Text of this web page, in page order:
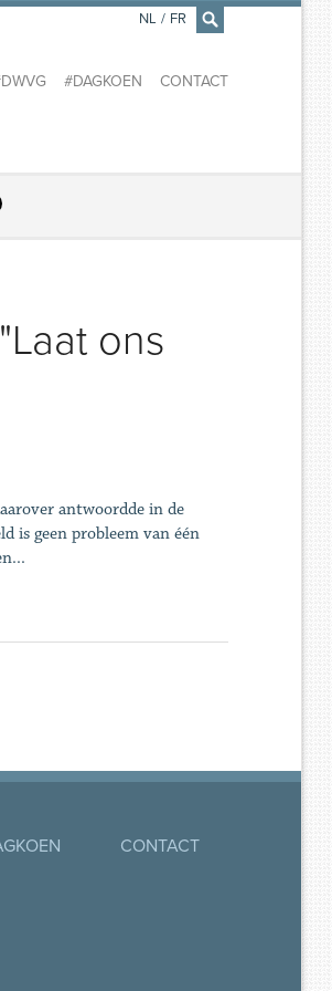
×
#DAGKOEN CONTACT
NL / FR
ons
antwoordde in de
is geen probleem van één
CONTACT